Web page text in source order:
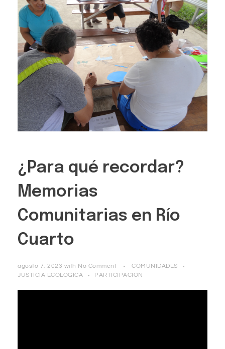
¿Para qué recordar?
Memorias
Comunitarias en Río
Cuarto
agosto 7, 2023 with No Comment
COMUNIDADES
JUSTICIA ECOLÓGICA
PARTICIPACIÓN